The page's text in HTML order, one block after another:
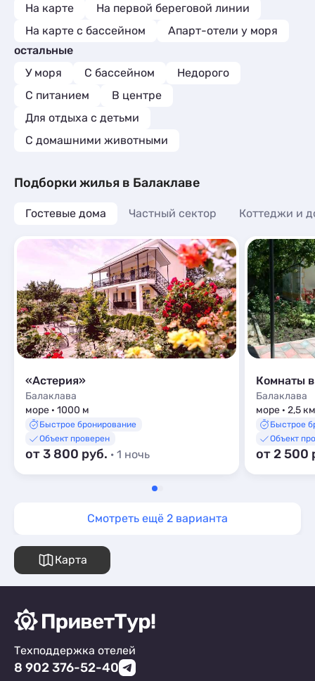
На карте
На первой береговой линии
На карте с бассейном
Апарт-отели у моря
остальные
У моря
С бассейном
Недорого
С питанием
В центре
Для отдыха с детьми
С домашними животными
Подборки жилья в Балаклаве
Гостевые дома Частный сектор Коттеджи и
«Астерия»
Балаклава
море · 1000 м
Быстрое бронирование
Объект проверен
от 3 800 руб. · 1 ночь
Балаклава
море · 2,5 км
Быстрое
Объект
от 2 500
Смотреть ещё 2 варианта
Карта
Техподдержка отелей
8 902 376-52-40